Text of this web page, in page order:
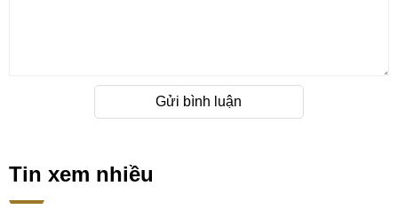
Gửi bình luận
Tin xem nhiều